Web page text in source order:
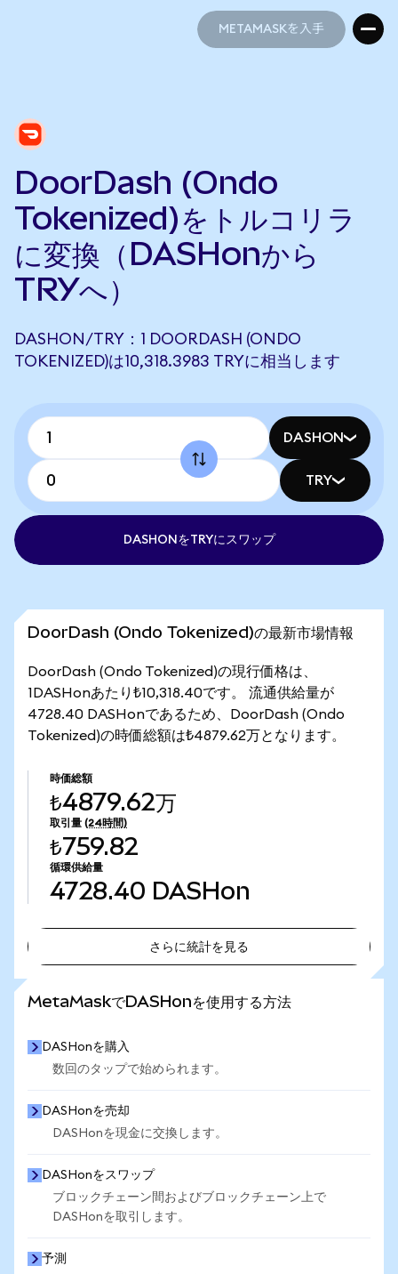
METAMASKを入手
DoorDash (Ondo
Tokenized)をトルコリラ
に変換（DASHonから
TRYへ）
DASHON/TRY：1 DOORDASH (ONDO
TOKENIZED)は10,318.3983 TRYに相当します
DASHON
TRY
DASHONをTRYにスワップ
DoorDash (Ondo Tokenized)の最新市場情報
DoorDash (Ondo Tokenized)の現行価格は、
1DASHonあたり₺10,318.40です。 流通供給量が
4728.40 DASHonであるため、DoorDash (Ondo
Tokenized)の時価総額は₺4879.62万となります。
時価総額
₺4879.62万
取引量 (24時間)
₺759.82
循環供給量
4728.40 DASHon
さらに統計を見る
MetaMaskでDASHonを使用する方法
DASHonを購入
数回のタップで始められます。
DASHonを売却
DASHonを現金に交換します。
DASHonをスワップ
ブロックチェーン間およびブロックチェーン上で
DASHonを取引します。
予測